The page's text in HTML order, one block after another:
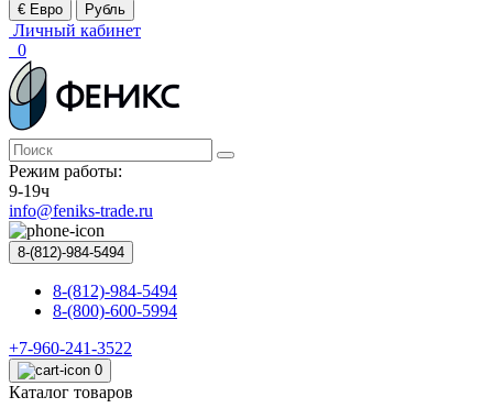
€ Евро
Рубль
Личный кабинет
0
Режим работы:
9-19ч
info@feniks-trade.ru
8-(812)-984-5494
8-(812)-984-5494
8-(800)-600-5994
+7-960-241-3522
0
Каталог товаров